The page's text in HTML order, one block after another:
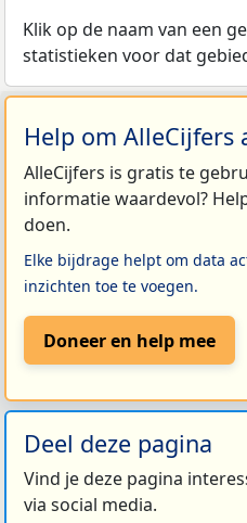
Klik op de naam van een
statistieken voor dat
Help om AlleCijfers
AlleCijfers is gratis te
informatie waardevol?
doen.
Elke bijdrage helpt om data
inzichten toe te voegen.
Doneer en help mee
Deel deze pagina
Vind je deze pagina
via social media.